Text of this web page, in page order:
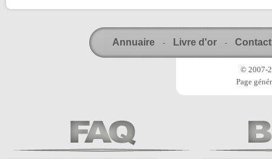
Annuaire - Livre d'or - Contact
© 2007-
Page